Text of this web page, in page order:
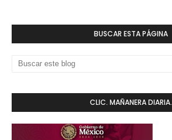
BUSCAR ESTA PÁGINA
CLIC. MAÑANERA DIARIA.